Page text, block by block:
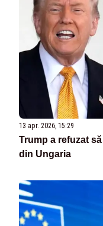
13 apr. 2026, 15:29
Trump a refuzat
din Ungaria